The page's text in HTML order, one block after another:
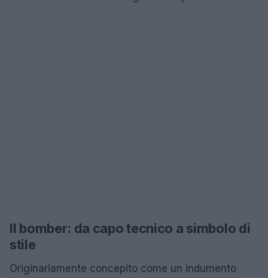
Il bomber: da capo tecnico a simbolo di
stile
Originariamente concepito come un indumento